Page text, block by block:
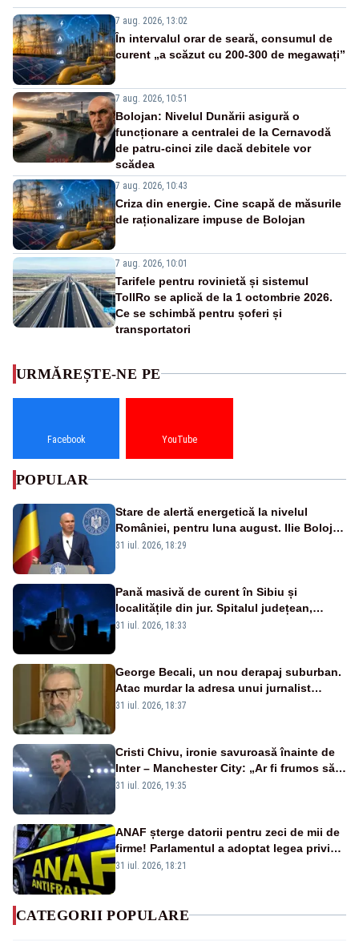
7 aug. 2026, 13:02
În intervalul orar de seară, consumul de
curent „a scăzut cu 200-300 de megawați”
7 aug. 2026, 10:51
Bolojan: Nivelul Dunării asigură o
funcționare a centralei de la Cernavodă
de patru-cinci zile dacă debitele vor
scădea
7 aug. 2026, 10:43
Criza din energie. Cine scapă de măsurile
de raționalizare impuse de Bolojan
7 aug. 2026, 10:01
Tarifele pentru rovinietă și sistemul
TollRo se aplică de la 1 octombrie 2026.
Ce se schimbă pentru șoferi și
transportatori
URMĂREȘTE-NE PE
Facebook YouTube
POPULAR
Stare de alertă energetică la nivelul
României, pentru luna august. Ilie Bolojan
a anunțat importuri și posibile restricții –
31 iul. 2026, 18:29
Pană masivă de curent în Sibiu și
localitățile din jur. Spitalul județean,
semafoarele, rețelele de telefonie, grav
31 iul. 2026, 18:33
George Becali, un nou derapaj suburban.
Atac murdar la adresa unui jurnalist
sportiv – AUDIO
31 iul. 2026, 18:37
Cristi Chivu, ironie savuroasă înainte de
Inter – Manchester City: „Ar fi frumos să
mai cumpărați și de la noi”
31 iul. 2026, 19:35
ANAF șterge datorii pentru zeci de mii de
firme! Parlamentul a adoptat legea privind
amnistia fiscală
31 iul. 2026, 18:21
CATEGORII POPULARE